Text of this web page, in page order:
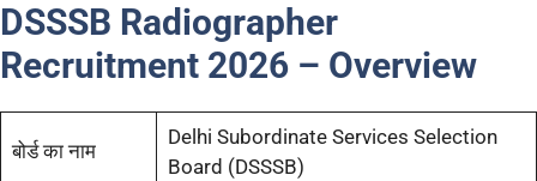
DSSSB Radiographer
Recruitment 2026 – Overview
बोर्ड का नाम
Delhi Subordinate Services Selection
Board (DSSSB)